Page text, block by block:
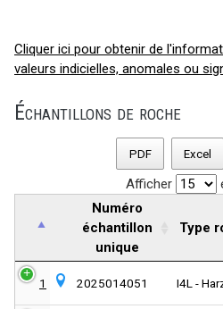
Cliquer ici pour obtenir de
valeurs indicielles, anomales ou
Échantillons de roche
PDF Excel
Afficher
Numéro
échantillon
unique
Type
1 2025014051 I4L -